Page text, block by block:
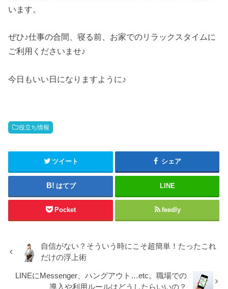
います。
ぜひ♪仕事の合間、寝る前、お家でのリラックスタイムに
ご利用くださいませ♪
今日もいい日になりますように♪
役立ち情報
ツイート シェア
はてブ LINE
Pocket feedly
自信がない？そういう時にこそ超簡単！たったこれ
だけの浮上術
LINEにMessenger、ハングアウト…etc。職場での
導入や利用ルールはどうしたらいいの？